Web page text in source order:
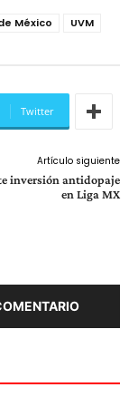
México UVM
Twitter
Artículo siguiente
inversión antidopaje
en Liga MX